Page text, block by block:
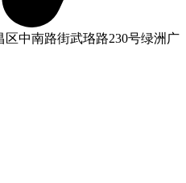
中南路街武珞路230号绿洲广